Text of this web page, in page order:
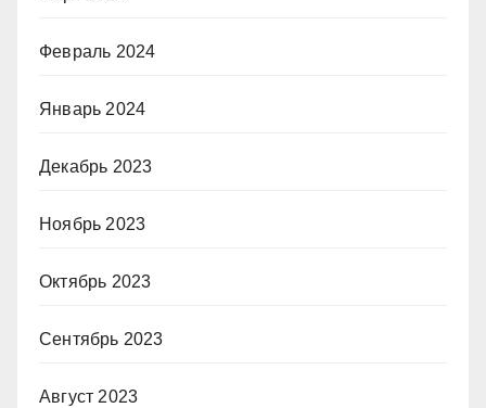
Февраль 2024
Январь 2024
Декабрь 2023
Ноябрь 2023
Октябрь 2023
Сентябрь 2023
Август 2023